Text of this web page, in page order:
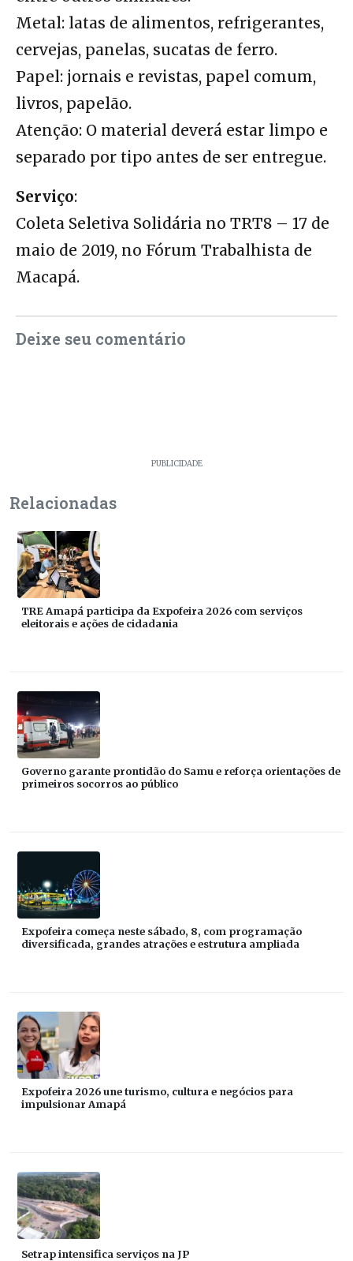
Metal: latas de alimentos, refrigerantes,
cervejas, panelas, sucatas de ferro.
Papel: jornais e revistas, papel comum,
livros, papelão.
Atenção: O material deverá estar limpo e
separado por tipo antes de ser entregue.
Serviço:
Coleta Seletiva Solidária no TRT8 – 17 de
maio de 2019, no Fórum Trabalhista de
Macapá.
Deixe seu comentário
PUBLICIDADE
Relacionadas
TRE Amapá participa da Expofeira 2026 com serviços
eleitorais e ações de cidadania
Governo garante prontidão do Samu e reforça orientações de
primeiros socorros ao público
Expofeira começa neste sábado, 8, com programação
diversificada, grandes atrações e estrutura ampliada
Expofeira 2026 une turismo, cultura e negócios para
impulsionar Amapá
Setrap intensifica serviços na JP